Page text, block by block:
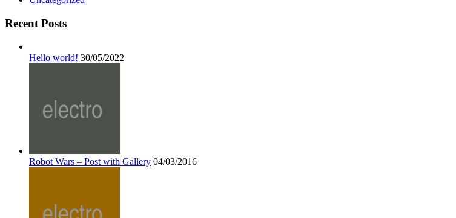
Recent Posts
Hello world! 30/05/2022
Robot Wars – Post with Gallery 04/03/2016